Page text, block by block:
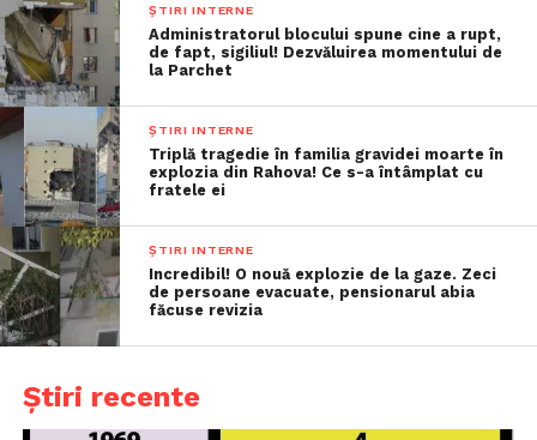
ȘTIRI INTERNE
Administratorul blocului spune cine a rupt,
de fapt, sigiliul! Dezvăluirea momentului de
la Parchet
ȘTIRI INTERNE
Triplă tragedie în familia gravidei moarte în
explozia din Rahova! Ce s-a întâmplat cu
fratele ei
ȘTIRI INTERNE
Incredibil! O nouă explozie de la gaze. Zeci
de persoane evacuate, pensionarul abia
făcuse revizia
Știri recente